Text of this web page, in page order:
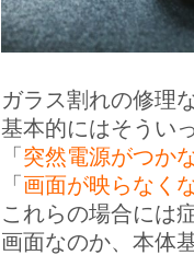
ガラス割れの修理
基本的にはそうい
「 突然電源がつか
「 画面が映らなく
これらの場合には
画面なのか、本体